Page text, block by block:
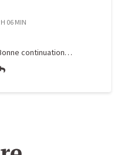
06 MIN
continuation…